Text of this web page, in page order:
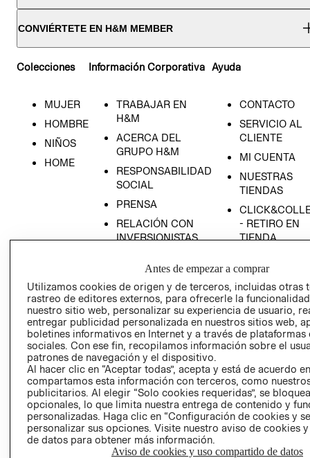
CONVIÉRTETE EN H&M MEMBER
Colecciones
MUJER
HOMBRE
NIÑOS
HOME
Información Corporativa
TRABAJAR EN
H&M
ACERCA DEL
GRUPO H&M
RESPONSABILIDAD
SOCIAL
PRENSA
RELACIÓN CON
INVERSIONISTAS
EMPRESARIAL
Ayuda
CONTACTO
SERVICIO AL
CLIENTE
MI CUENTA
NUESTRAS
TIENDAS
- RETIRO EN
TIENDA
CONDICIONES
AVISO DE
PRIVACIDAD
GIFT CARD
AVISO DE
Antes de empezar a comprar
Utilizamos cookies de origen y de terceros, incluidas otras
rastreo de editores externos, para ofrecerle la
nuestro sitio web, personalizar su experiencia de usuario,
entregar publicidad personalizada en nuestros sitios web,
boletines informativos en Internet y a través de plataformas
sociales. Con ese fin, recopilamos información sobre el
patrones de navegación y el dispositivo.
Al hacer clic en “Aceptar todas”, acepta y está de acuerdo
compartamos esta información con terceros, como
publicitarios. Al elegir “Solo cookies requeridas”, se
opcionales, lo que limita nuestra entrega de contenido y
personalizadas. Haga clic en “Configuración de cookies y
personalizar sus opciones. Visite nuestro aviso de cookies
de datos para obtener más información.
Aviso de cookies y uso compartido de datos